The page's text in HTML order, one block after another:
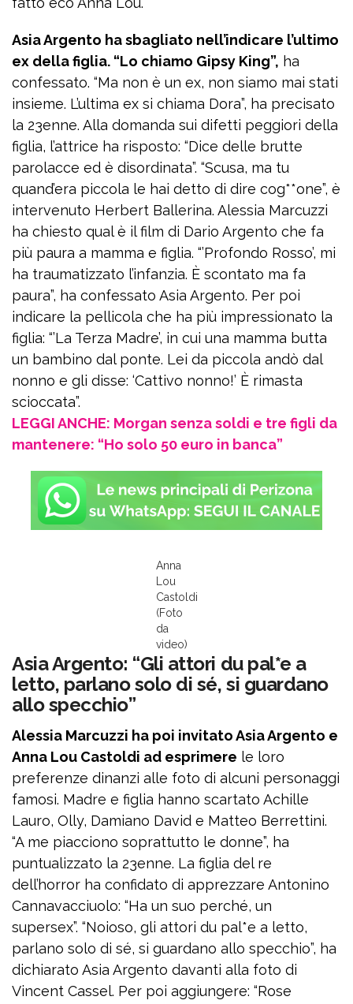
Asia Argento ha sbagliato nell’indicare l’ultimo
ex della figlia. “Lo chiamo Gipsy King”, ha
confessato. “Ma non è un ex, non siamo mai stati
insieme. L’ultima ex si chiama Dora”, ha precisato
la 23enne. Alla domanda sui difetti peggiori della
figlia, l’attrice ha risposto: “Dice delle brutte
parolacce ed è disordinata”. “Scusa, ma tu
quand’era piccola le hai detto di dire cog**one”, è
intervenuto Herbert Ballerina. Alessia Marcuzzi
ha chiesto qual è il film di Dario Argento che fa
più paura a mamma e figlia. “’Profondo Rosso’, mi
ha traumatizzato l’infanzia. È scontato ma fa
paura”, ha confessato Asia Argento. Per poi
indicare la pellicola che ha più impressionato la
figlia: “’La Terza Madre’, in cui una mamma butta
un bambino dal ponte. Lei da piccola andò dal
nonno e gli disse: ‘Cattivo nonno!’ È rimasta
scioccata”.
LEGGI ANCHE: Morgan senza soldi e tre figli da
mantenere: “Ho solo 50 euro in banca”
Anna
Lou
Castoldi
(Foto
da
video)
Asia Argento: “Gli attori du pal*e a
letto, parlano solo di sé, si guardano
allo specchio”
Alessia Marcuzzi ha poi invitato Asia Argento e
Anna Lou Castoldi ad esprimere le loro
preferenze dinanzi alle foto di alcuni personaggi
famosi. Madre e figlia hanno scartato Achille
Lauro, Olly, Damiano David e Matteo Berrettini.
“A me piacciono soprattutto le donne”, ha
puntualizzato la 23enne. La figlia del re
dell’horror ha confidato di apprezzare Antonino
Cannavacciuolo: “Ha un suo perché, un
supersex”. “Noioso, gli attori du pal*e a letto,
parlano solo di sé, si guardano allo specchio”, ha
dichiarato Asia Argento davanti alla foto di
Vincent Cassel. Per poi aggiungere: “Rose